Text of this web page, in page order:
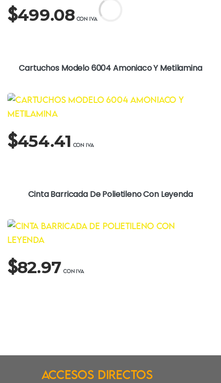
$499.08
Cartuchos Modelo 6004 Amoniaco Y Metilamina
$454.41
Cinta Barricada De Polietileno Con Leyenda
$82.97
Accesos Directos